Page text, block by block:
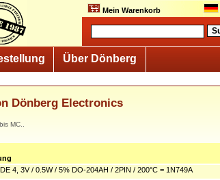
Mein Warenkorb
Über Dönberg
Dönberg Electronics
MC..
4, 3V / 0.5W / 5% DO-204AH / 2PIN / 200°C = 1N749A